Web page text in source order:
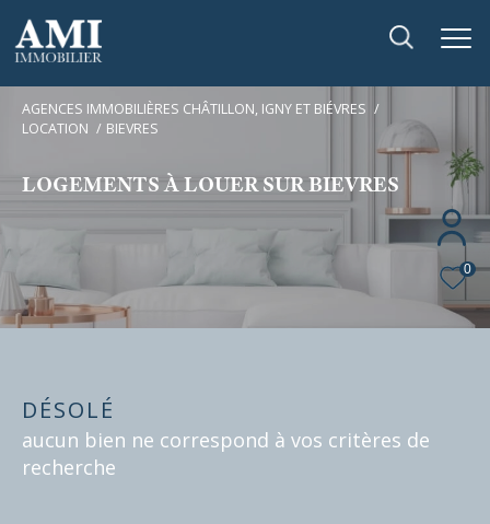
0
AGENCES IMMOBILIÈRES CHÂTILLON, IGNY ET BIÉVRES
LOCATION
BIEVRES
LOGEMENTS À LOUER SUR BIEVRES
DÉSOLÉ
aucun bien ne correspond à vos critères de
recherche